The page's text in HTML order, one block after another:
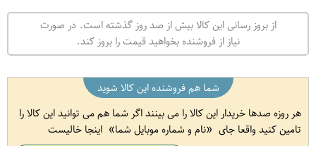
از بروز رسانی این کالا بیش از صد روز گذشته است. در صورت
نیاز از فروشنده بخواهید قیمت را بروز کند.
شما هم فروشنده این کالا شوید
هر روزه صدها خریدار این کالا را می بینند اگر شما هم می توانید این کالا را
تامین کنید واقعا جای
نام و شماره موبایل شما اینجا خالیست